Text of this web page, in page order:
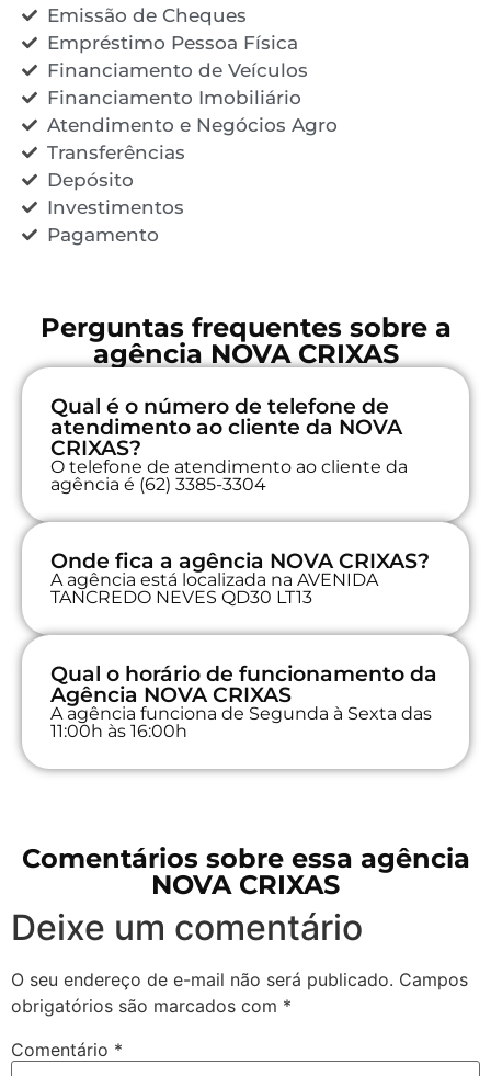
Emissão de Cheques
Empréstimo Pessoa Física
Financiamento de Veículos
Financiamento Imobiliário
Atendimento e Negócios Agro
Transferências
Depósito
Investimentos
Pagamento
Perguntas frequentes sobre a
agência NOVA CRIXAS
Qual é o número de telefone de
atendimento ao cliente da NOVA
CRIXAS?
O telefone de atendimento ao cliente da
agência é (62) 3385-3304
Onde fica a agência NOVA CRIXAS?
A agência está localizada na AVENIDA
TANCREDO NEVES QD30 LT13
Qual o horário de funcionamento da
Agência NOVA CRIXAS
A agência funciona de Segunda à Sexta das
11:00h às 16:00h
Comentários sobre essa agência
NOVA CRIXAS
Deixe um comentário
O seu endereço de e-mail não será publicado. Campos
obrigatórios são marcados com *
Comentário *